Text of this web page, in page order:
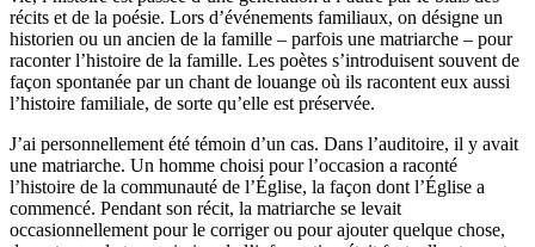
récits et de la poésie. Lors d’événements familiaux, on désigne un
historien ou un ancien de la famille – parfois une matriarche – pour
raconter l’histoire de la famille. Les poètes s’introduisent souvent de
façon spontanée par un chant de louange où ils racontent eux aussi
l’histoire familiale, de sorte qu’elle est préservée.
J’ai personnellement été témoin d’un cas. Dans l’auditoire, il y avait
une matriarche. Un homme choisi pour l’occasion a raconté
l’histoire de la communauté de l’Église, la façon dont l’Église a
commencé. Pendant son récit, la matriarche se levait
occasionnellement pour le corriger ou pour ajouter quelque chose,